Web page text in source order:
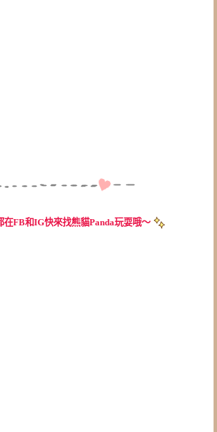
在FB和IG快來找熊貓Panda玩耍哦～